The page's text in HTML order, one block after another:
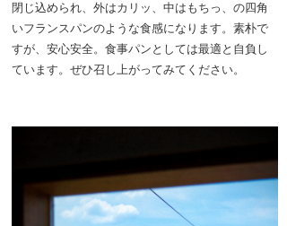
閉じ込められ、外はカリッ、中はもちっ、の四角
いフランスパンのような食感になります。素朴で
すが、安心安全。食事パンとしては最適と自負し
ています。ぜひ召し上がってみてください。